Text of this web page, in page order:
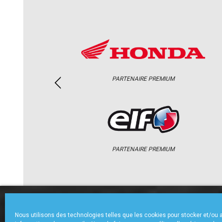
Nous utilisons des technologies telles que les cookies pour stocker et/ou
PARTENAIRE PREMIUM
PARTENAIRE PREMIUM
ACCUEIL CHAMPIONNAT